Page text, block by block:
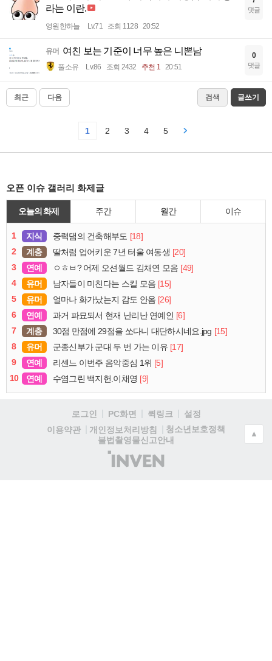
라는 이란.
영원한하늘 Lv.71 조회 1128 20:52
댓글
유머 여친 보는 기준이 너무 높은 니뽄남
풀소유 Lv.86 조회 2432 추천 1 20:51
0
댓글
최근 다음 검색 글쓰기
1 2 3 4 5
오픈 이슈 갤러리 화제글
오늘의 화제 주간 월간 이슈
1 지식 중력댐의 건축해부도 [18]
2
계층 딸처럼 업어키운 7년 터울 여동생 [20]
3
연예 ㅇㅎㅂ? 어제 오션월드 김채연 모음 [49]
4
유머 남자들이 미친다는 스킬 모음 [15]
5
유머 얼마나 화가났는지 감도 안옴 [26]
6
연예 과거 파묘되서 현재 난리난 연예인 [6]
7
계층 30점 만점에 29점을 쏘다니 대단하시네요.jpg [15]
8
유머 군종신부가 군대 두 번 가는 이유 [17]
9
연예 리센느 이번주 음악중심 1위 [5]
10
연예 수염그린 백지헌.이채영 [9]
로그인 PC화면 퀵링크
설정
이용약관
개인정보처리방침
청소년보호정책
불법촬영물신고안내
(주)
인
▲